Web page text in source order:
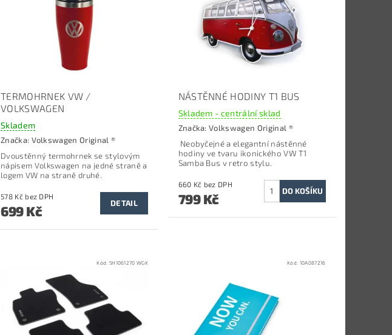
TERMOHRNEK VW /
VOLKSWAGEN
Skladem
Značka: Volkswagen Original ®
Dvoustěnný termohrnek se stylovým
nápisem Volkswagen na jedné straně a
logem VW na straně druhé.
578 Kč bez DPH
699 Kč DETAIL
NÁSTĚNNÉ HODINY T1 BUS
Skladem - centrální sklad
Značka:Volkswagen Original ®
Neobyčejné a elegantní nástěnné
hodiny ve tvaru ikonického VW T1
Samba Bus v retro stylu.
660 Kč bez DPH
799 Kč
Kód: 5H1061270 WGK Kód: 10A087216